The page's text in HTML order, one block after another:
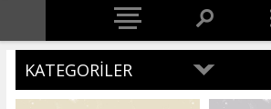
KATEGORILER